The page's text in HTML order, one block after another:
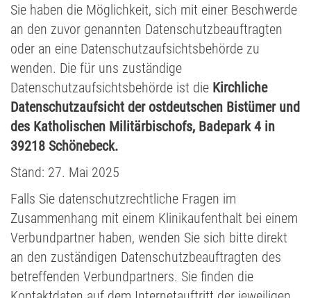
Sie haben die Möglichkeit, sich mit einer Beschwerde
an den zuvor genannten Datenschutzbeauftragten
oder an eine Datenschutzaufsichtsbehörde zu
wenden. Die für uns zuständige
Datenschutzaufsichtsbehörde ist die Kirchliche
Datenschutzaufsicht der ostdeutschen Bistümer und
des Katholischen Militärbischofs, Badepark 4 in
39218 Schönebeck.
Stand: 27. Mai 2025
Falls Sie datenschutzrechtliche Fragen im
Zusammenhang mit einem Klinikaufenthalt bei einem
Verbundpartner haben, wenden Sie sich bitte direkt
an den zuständigen Datenschutzbeauftragten des
betreffenden Verbundpartners. Sie finden die